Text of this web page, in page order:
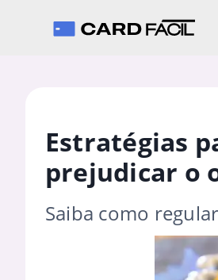
Estratégias
prejudicar o
Saiba como